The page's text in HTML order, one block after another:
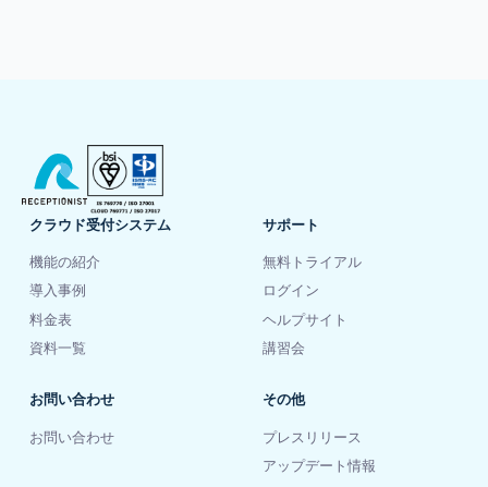
クラウド受付システム
機能の紹介
導入事例
料金表
資料一覧
サポート
無料トライアル
ログイン
ヘルプサイト
講習会
お問い合わせ
お問い合わせ
その他
プレスリリース
アップデート情報